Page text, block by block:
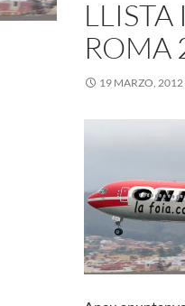
ROMA
19 MARZO, 2012